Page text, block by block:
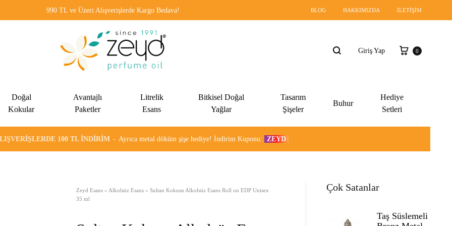
990 TL ve Üzeri Alışverişlerde Kargo Bedava! BLOG HAKKIMIZDA İLETIŞIM
erkekler
özel
alkolsüz
Ara
Giriş Yap Sepet
0
Doğal
Kokular
Avantajlı
Paketler
Litrelik
Esans
Bitkisel Doğal
Yağlar
Tasarım
Şişeler
Buhur
Hediye
Setleri
100 TL İNDIRIM Ayrıca metal döküm şişe hediye! İndirim Kuponu: ZEYD
Zeyd Esans » Alkolsüz Esans » Sultan Kokusu Alkolsüz Esans Roll on EDP Unisex
35 ml
Çok Satanlar
Taş Süslemeli